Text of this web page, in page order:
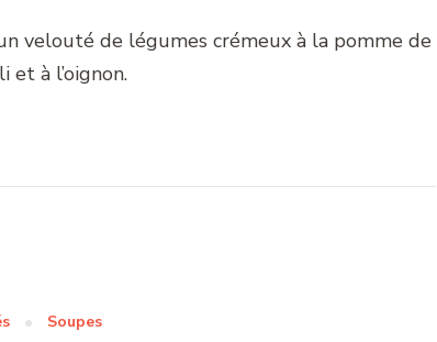
velouté de légumes crémeux à la pomme de
et à l’oignon.
Soupes